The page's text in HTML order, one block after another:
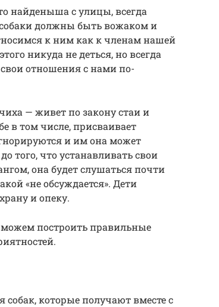
найденыша с улицы, всегда
должны быть вожаком и
к ним как к членам нашей
никуда не деться, но всегда
отношения с нами по-
— живет по закону стаи и
в том числе, присваивает
и им она может
того, что устанавливать свои
она будет слушаться почти
«не обсуждается». Дети
и опеку.
можем построить правильные
которые получают вместе с